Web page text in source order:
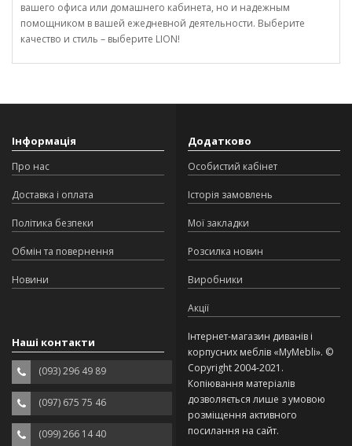
вашего офиса или домашнего кабинета, но и надежным
помощником в вашей ежедневной деятельности. Выберите
качество и стиль – выберите LION!
Інформація
Про нас
Доставка і оплата
Політика безпеки
Обмін та повернення
Новини
Додатково
Особистий кабінет
Історія замовлень
Мої закладки
Розсилка новин
Виробники
Акції
Наші контакти
(093) 296 49 89
(097) 675 75 46
(099) 266 14 40
Інтернет-магазин диванів і
корпусних меблів «MyMebli». ©
Copyright 2004-2021.
Копіювання матеріалів
дозволяється лише з умовою
розміщення активного
посилання на сайт.